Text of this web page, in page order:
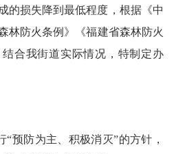
的损失降到最低程度，根据《中
林防火条例 》《福建省森林防火
合我街道实际情况，特制定办
“预防为主、积极消灭”的方针，